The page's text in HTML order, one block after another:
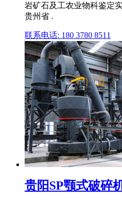
岩矿石及工农业物科鉴定
贵州省 .
联系电话: 180 3780 8511
贵阳SP颚式破碎